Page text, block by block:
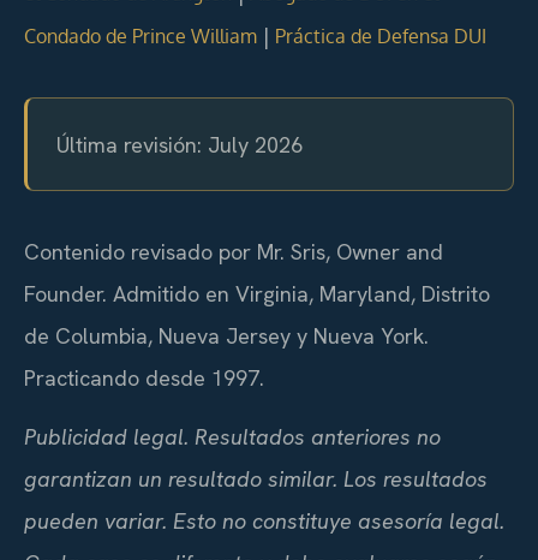
Condado de Prince William | Práctica de Defensa DUI
Última revisión: July 2026
Contenido revisado por Mr. Sris, Owner and
Founder. Admitido en Virginia, Maryland, Distrito
de Columbia, Nueva Jersey y Nueva York.
Practicando desde 1997.
Publicidad legal. Resultados anteriores no
garantizan un resultado similar. Los resultados
pueden variar. Esto no constituye asesoría legal.